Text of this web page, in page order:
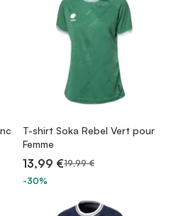
T-shirt Soka Rebel Vert pour
Femme
13,99 €19,99 €
-30%